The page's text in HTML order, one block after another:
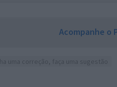
Acompanhe o